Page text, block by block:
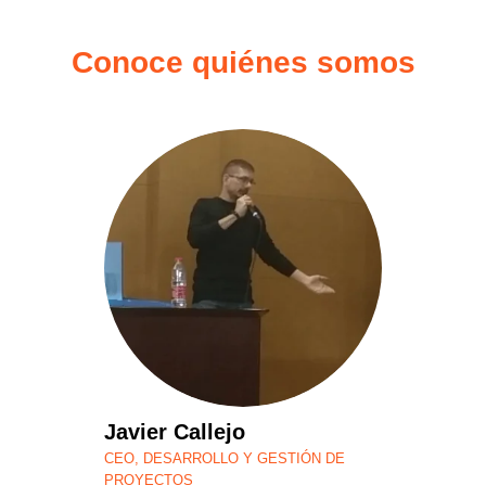
Conoce quiénes somos
Javier Callejo
CEO, DESARROLLO Y GESTIÓN DE
PROYECTOS